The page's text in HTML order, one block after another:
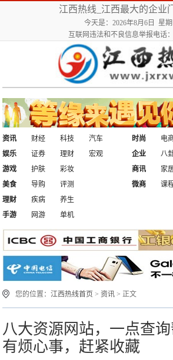
江西热线_江西最大的企业
今天是：2026年8月6日 星期
互联网违法和不良信息举报电话
资讯 财经 科技
汽车
娱乐
证券 理财 宏观
时尚 电
企业
八
游戏
护肤
彩妆
美食
导购 评测
商讯 家
微商
课
理财
疾病
养生
手游
网游 单机
您的位置：江西热线首页 >资讯 > 正文
八大资源网站，一点查
有烦心事，赶紧收藏